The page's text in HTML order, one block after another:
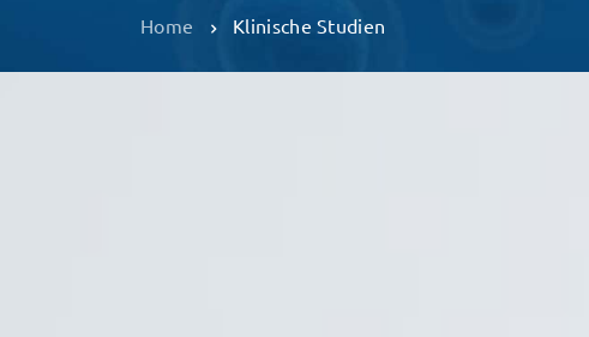
Home Klinische Studien